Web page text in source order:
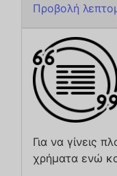
Προβολή
Για να γίνεις
χρήματα ενώ